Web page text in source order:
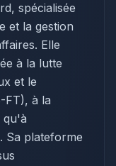
spécialisée
et la gestion
Elle
à la lutte
et le
FT), à la
qu'à
Sa plateforme